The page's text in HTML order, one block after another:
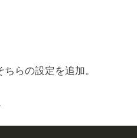
らの設定を追加。